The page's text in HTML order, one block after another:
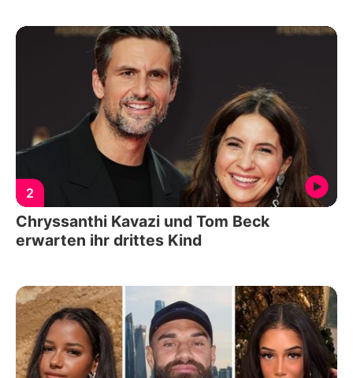
2
Chryssanthi Kavazi und Tom Beck
erwarten ihr drittes Kind